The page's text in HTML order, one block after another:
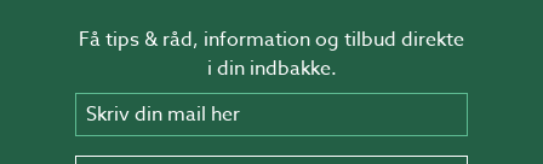
Få tips & råd, information og tilbud direkte
i din indbakke.
Skriv din mail her